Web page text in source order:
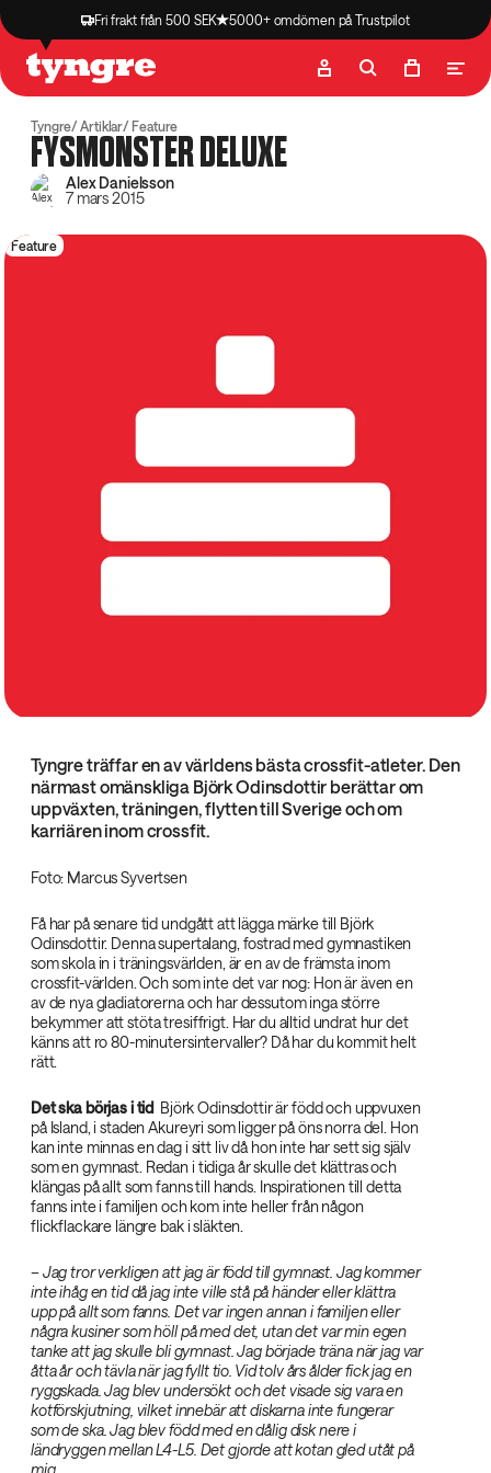
Fri frakt från 500 SEK 5000+ omdömen på Trustpilot
Butik Recept
Tyngre Artiklar Feature
FYSMONSTER DELUXE
Alex Danielsson
7 mars 2015
Feature
Tyngre träffar en av världens bästa crossfit-atleter. Den
närmast omänskliga Björk Odinsdottir berättar om
uppväxten, träningen, flytten till Sverige och om
karriären inom crossfit.
Foto: Marcus Syvertsen
Få har på senare tid undgått att lägga märke till Björk
Odinsdottir. Denna supertalang, fostrad med gymnastiken
som skola in i träningsvärlden, är en av de främsta inom
crossfit-världen. Och som inte det var nog: Hon är även en
av de nya gladiatorerna och har dessutom inga större
bekymmer att stöta tresiffrigt. Har du alltid undrat hur det
känns att ro 80-minutersintervaller? Då har du kommit helt
rätt.
Det ska börjas i tid ‌ Björk Odinsdottir är född och uppvuxen
på Island, i staden Akureyri som ligger på öns norra del. Hon
kan inte minnas en dag i sitt liv då hon inte har sett sig själv
som en gymnast. Redan i tidiga år skulle det klättras och
klängas på allt som fanns till hands. Inspirationen till detta
fanns inte i familjen och kom inte heller från någon
flickflackare längre bak i släkten.
– Jag tror verkligen att jag är född till gymnast. Jag kommer
inte ihåg en tid då jag inte ville stå på händer eller klättra
upp på allt som fanns. Det var ingen annan i familjen eller
några kusiner som höll på med det, utan det var min egen
tanke att jag skulle bli gymnast. Jag började träna när jag var
åtta år och tävla när jag fyllt tio. Vid tolv års ålder fick jag en
ryggskada. Jag blev undersökt och det visade sig vara en
kotförskjutning, vilket innebär att diskarna inte fungerar
som de ska. Jag blev född med en dålig disk nere i
ländryggen mellan L4-L5. Det gjorde att kotan gled utåt på
mig.‌